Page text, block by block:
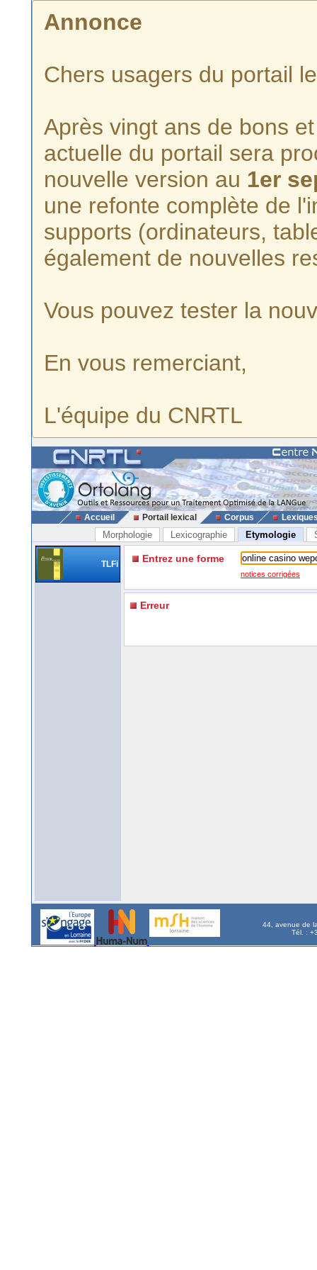
Annonce
Chers usagers du portail
Après vingt ans de bons
actuelle du portail sera
nouvelle version au 1er
une refonte complète de
supports (ordinateurs,
également de nouvelles
Vous pouvez tester la
En vous remerciant,
L'équipe du CNRTL
Accueil Portail lexical Corpus
Morphologie Lexicographie Etymologie
TLFi Entrez une forme
notices corrigées
Erreur
44, avenue de
Tél. :